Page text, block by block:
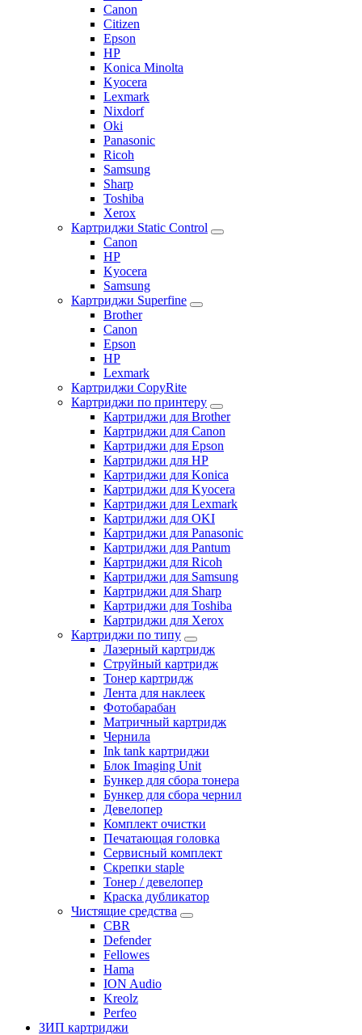
Canon
Citizen
Epson
HP
Konica Minolta
Kyocera
Lexmark
Nixdorf
Oki
Panasonic
Ricoh
Samsung
Sharp
Toshiba
Xerox
Картриджи Static Control
Canon
HP
Kyocera
Samsung
Картриджи Superfine
Brother
Canon
Epson
HP
Lexmark
Картриджи CopyRite
Картриджи по принтеру
Картриджи для Brother
Картриджи для Canon
Картриджи для Epson
Картриджи для HP
Картриджи для Konica
Картриджи для Kyocera
Картриджи для Lexmark
Картриджи для OKI
Картриджи для Panasonic
Картриджи для Pantum
Картриджи для Ricoh
Картриджи для Samsung
Картриджи для Sharp
Картриджи для Toshiba
Картриджи для Xerox
Картриджи по типу
Лазерный картридж
Струйный картридж
Тонер картридж
Лента для наклеек
Фотобарабан
Матричный картридж
Чернила
Ink tank картриджи
Блок Imaging Unit
Бункер для сбора тонера
Бункер для сбора чернил
Девелопер
Комплект очистки
Печатающая головка
Сервисный комплект
Скрепки staple
Тонер / девелопер
Краска дубликатор
Чистящие средства
CBR
Defender
Fellowes
Hama
ION Audio
Kreolz
Perfeo
ЗИП картриджи